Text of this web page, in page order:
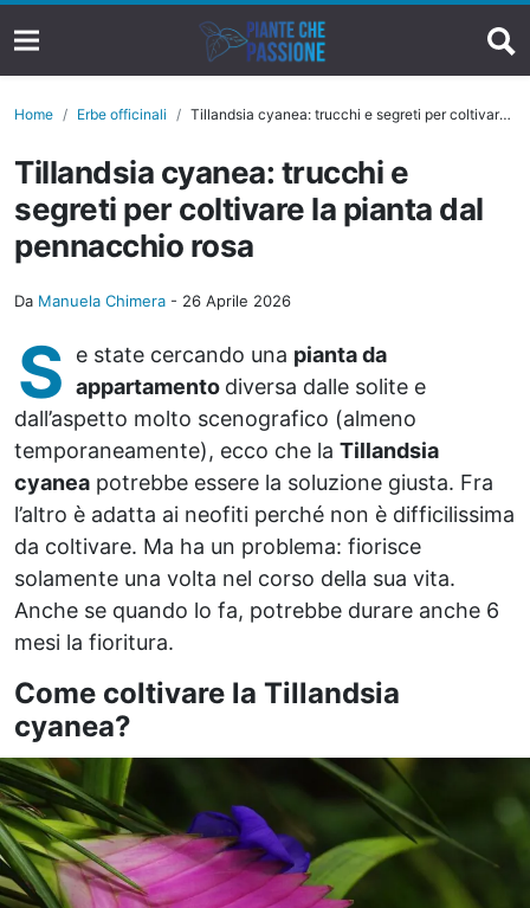
Home Erbe officinali Tillandsia cyanea: trucchi e segreti per coltivare la pianta dal pennacchio rosa
Tillandsia cyanea: trucchi e
segreti per coltivare la pianta dal
pennacchio rosa
Da Manuela Chimera - 26 Aprile 2026
S e state cercando una pianta da
appartamento diversa dalle solite e
dall’aspetto molto scenografico (almeno
temporaneamente), ecco che la Tillandsia
cyanea potrebbe essere la soluzione giusta. Fra
l’altro è adatta ai neofiti perché non è difficilissima
da coltivare. Ma ha un problema: fiorisce
solamente una volta nel corso della sua vita.
Anche se quando lo fa, potrebbe durare anche 6
mesi la fioritura.
Come coltivare la Tillandsia
cyanea?